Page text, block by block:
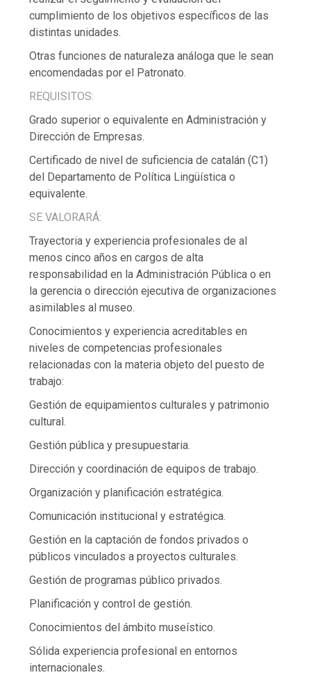
cumplimiento de los objetivos específicos de las
distintas unidades.
Otras funciones de naturaleza análoga que le sean
encomendadas por el Patronato.
REQUISITOS:
Grado superior o equivalente en Administración y
Dirección de Empresas.
Certificado de nivel de suficiencia de catalán (C1)
del Departamento de Política Lingüística o
equivalente.
SE VALORARÁ:
Trayectoria y experiencia profesionales de al
menos cinco años en cargos de alta
responsabilidad en la Administración Pública o en
la gerencia o dirección ejecutiva de organizaciones
asimilables al museo.
Conocimientos y experiencia acreditables en
niveles de competencias profesionales
relacionadas con la materia objeto del puesto de
trabajo:
Gestión de equipamientos culturales y patrimonio
cultural.
Gestión pública y presupuestaria.
Dirección y coordinación de equipos de trabajo.
Organización y planificación estratégica.
Comunicación institucional y estratégica.
Gestión en la captación de fondos privados o
públicos vinculados a proyectos culturales.
Gestión de programas público privados.
Planificación y control de gestión.
Conocimientos del ámbito museístico.
Sólida experiencia profesional en entornos
internacionales.